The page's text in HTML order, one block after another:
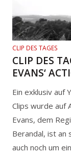
CLIP DES TAGES
CLIP DES
EVANS‘
Ein exklusiv auf
Clips wurde auf
Evans, dem
Berandal, ist an
auch noch um